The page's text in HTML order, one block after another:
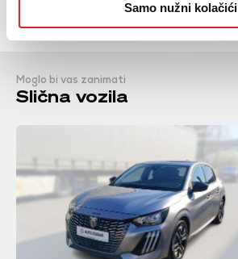
Samo nužni kolačići
Moglo bi vas zanimati
Slična vozila